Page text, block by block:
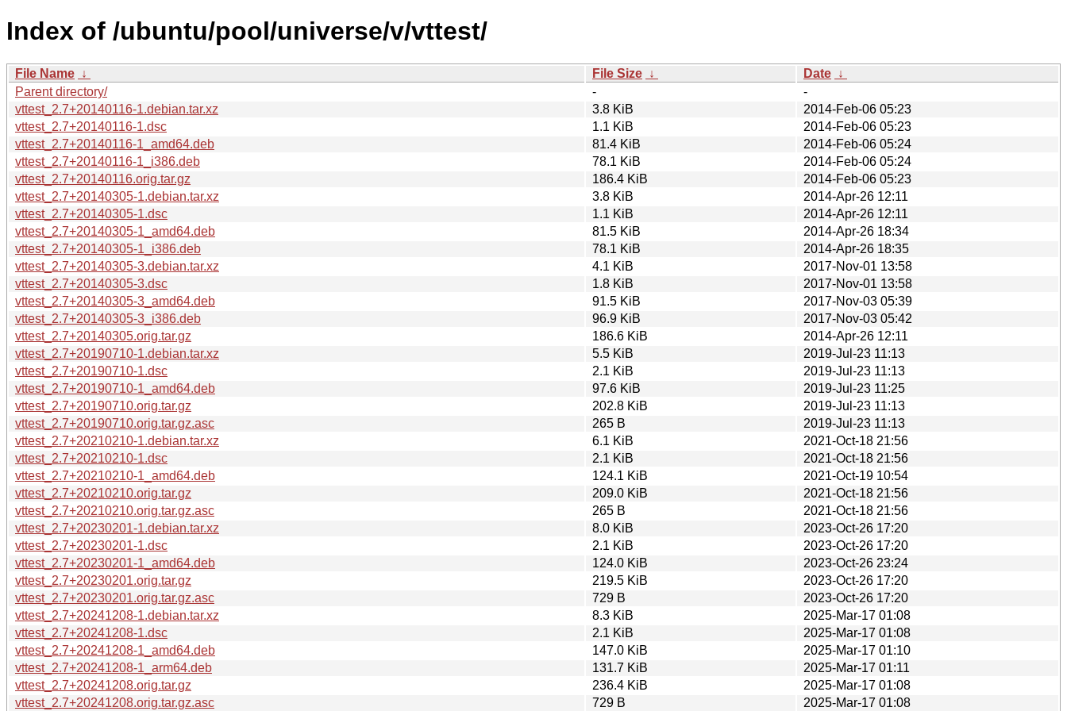
Index of /ubuntu/pool/universe/v/vttest/
File Name ↓ File Size ↓ Date ↓
Parent directory/
-
-
vttest_2.7+20140116-1.debian.tar.xz
3.8 KiB
2014-Feb-06 05:23
vttest_2.7+20140116-1.dsc
1.1 KiB
2014-Feb-06 05:23
vttest_2.7+20140116-1_amd64.deb
81.4 KiB
2014-Feb-06 05:24
vttest_2.7+20140116-1_i386.deb
78.1 KiB
2014-Feb-06 05:24
vttest_2.7+20140116.orig.tar.gz
186.4 KiB
2014-Feb-06 05:23
vttest_2.7+20140305-1.debian.tar.xz
3.8 KiB
2014-Apr-26 12:11
vttest_2.7+20140305-1.dsc
1.1 KiB
2014-Apr-26 12:11
vttest_2.7+20140305-1_amd64.deb
81.5 KiB
2014-Apr-26 18:34
vttest_2.7+20140305-1_i386.deb
78.1 KiB
2014-Apr-26 18:35
vttest_2.7+20140305-3.debian.tar.xz
4.1 KiB
2017-Nov-01 13:58
vttest_2.7+20140305-3.dsc
1.8 KiB
2017-Nov-01 13:58
vttest_2.7+20140305-3_amd64.deb
91.5 KiB
2017-Nov-03 05:39
vttest_2.7+20140305-3_i386.deb
96.9 KiB
2017-Nov-03 05:42
vttest_2.7+20140305.orig.tar.gz
186.6 KiB
2014-Apr-26 12:11
vttest_2.7+20190710-1.debian.tar.xz
5.5 KiB
2019-Jul-23 11:13
vttest_2.7+20190710-1.dsc
2.1 KiB
2019-Jul-23 11:13
vttest_2.7+20190710-1_amd64.deb
97.6 KiB
2019-Jul-23 11:25
vttest_2.7+20190710.orig.tar.gz
202.8 KiB
2019-Jul-23 11:13
vttest_2.7+20190710.orig.tar.gz.asc
265 B
2019-Jul-23 11:13
vttest_2.7+20210210-1.debian.tar.xz
6.1 KiB
2021-Oct-18 21:56
vttest_2.7+20210210-1.dsc
2.1 KiB
2021-Oct-18 21:56
vttest_2.7+20210210-1_amd64.deb
124.1 KiB
2021-Oct-19 10:54
vttest_2.7+20210210.orig.tar.gz
209.0 KiB
2021-Oct-18 21:56
vttest_2.7+20210210.orig.tar.gz.asc
265 B
2021-Oct-18 21:56
vttest_2.7+20230201-1.debian.tar.xz
8.0 KiB
2023-Oct-26 17:20
vttest_2.7+20230201-1.dsc
2.1 KiB
2023-Oct-26 17:20
vttest_2.7+20230201-1_amd64.deb
124.0 KiB
2023-Oct-26 23:24
vttest_2.7+20230201.orig.tar.gz
219.5 KiB
2023-Oct-26 17:20
vttest_2.7+20230201.orig.tar.gz.asc
729 B
2023-Oct-26 17:20
vttest_2.7+20241208-1.debian.tar.xz
8.3 KiB
2025-Mar-17 01:08
vttest_2.7+20241208-1.dsc
2.1 KiB
2025-Mar-17 01:08
vttest_2.7+20241208-1_amd64.deb
147.0 KiB
2025-Mar-17 01:10
vttest_2.7+20241208-1_arm64.deb
131.7 KiB
2025-Mar-17 01:11
vttest_2.7+20241208.orig.tar.gz
236.4 KiB
2025-Mar-17 01:08
vttest_2.7+20241208.orig.tar.gz.asc
729 B 2025-Mar-17 01:08